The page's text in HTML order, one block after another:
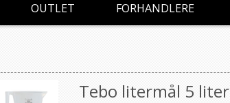
OUTLET FORHANDLERE
Tebo litermål 5 liter